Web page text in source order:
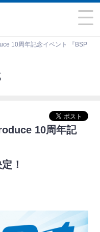
10周年記念イベント 『BSP
10周年記
！